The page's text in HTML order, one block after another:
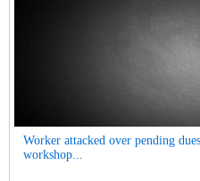
Worker attacked over pending
workshop...